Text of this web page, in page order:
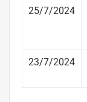
25/7/2024
23/7/2024